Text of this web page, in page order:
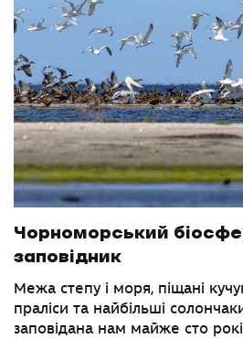
Чорноморський
заповідник
Межа степу і моря, піщані
праліси та найбільші
заповідана нам майже сто